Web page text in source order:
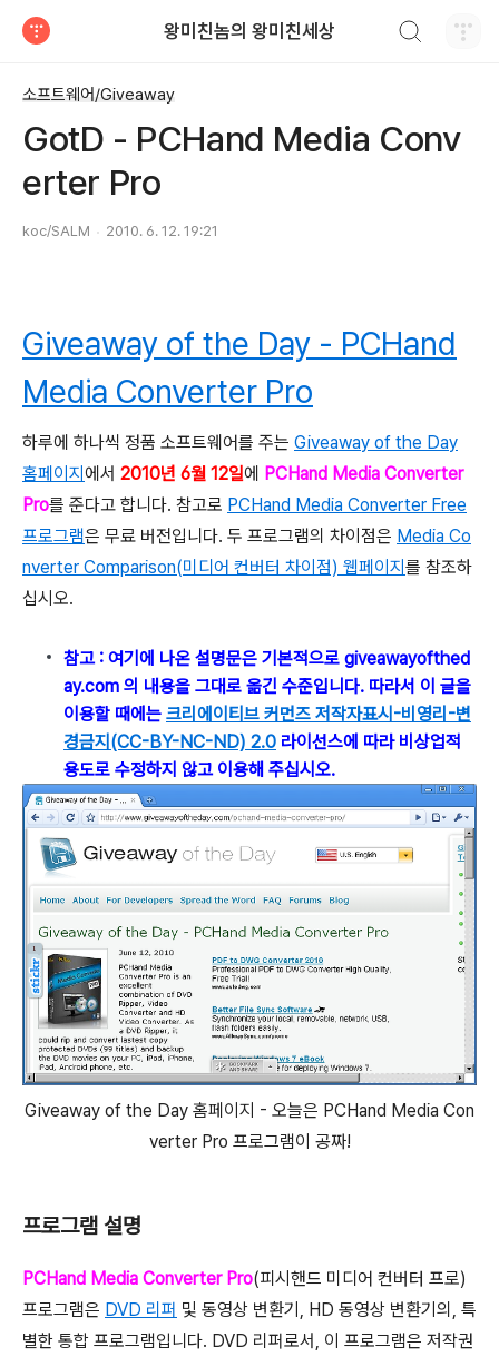
왕미친놈의 왕미친세상
소프트웨어/Giveaway
GotD - PCHand Media Conv
erter Pro
koc/SALM 2010. 6. 12. 19:21
Giveaway of the Day - PCHand
Media Converter Pro
하루에 하나씩 정품 소프트웨어를 주는 Giveaway of the Day
홈페이지에서 2010년 6월 12일에 PCHand Media Converter
Pro를 준다고 합니다. 참고로 PCHand Media Converter Free
프로그램은 무료 버전입니다. 두 프로그램의 차이점은 Media Co
nverter Comparison(미디어 컨버터 차이점) 웹페이지를 참조하
십시오.
참고 : 여기에 나온 설명문은 기본적으로 giveawayofthed
ay.com 의 내용을 그대로 옮긴 수준입니다. 따라서 이 글을
이용할 때에는 크리에이티브 커먼즈 저작자표시-비영리-변
경금지(CC-BY-NC-ND) 2.0 라이선스에 따라 비상업적
용도로 수정하지 않고 이용해 주십시오.
Giveaway of the Day 홈페이지 - 오늘은 PCHand Media Con
verter Pro 프로그램이 공짜!
프로그램 설명
PCHand Media Converter Pro(피시핸드 미디어 컨버터 프로)
프로그램은 DVD 리퍼 및 동영상 변환기, HD 동영상 변환기의, 특
별한 통합 프로그램입니다. DVD 리퍼로서, 이 프로그램은 저작권